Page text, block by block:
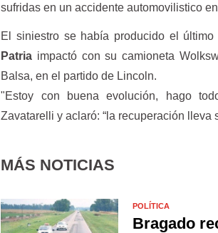
sufridas en un accidente automovilistico
El siniestro se había producido el
Patria impactó con su camioneta
Balsa, en el partido de Lincoln.
"Estoy con buena evolución, hago
Zavatarelli y aclaró: “la recuperación lleva
MÁS NOTICIAS
POLÍTICA
Bragado